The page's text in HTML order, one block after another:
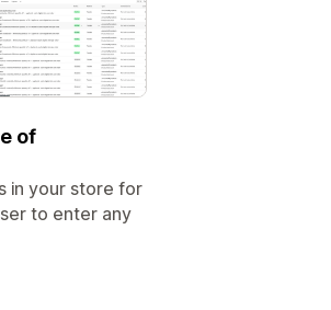
of
in your store for
to enter any